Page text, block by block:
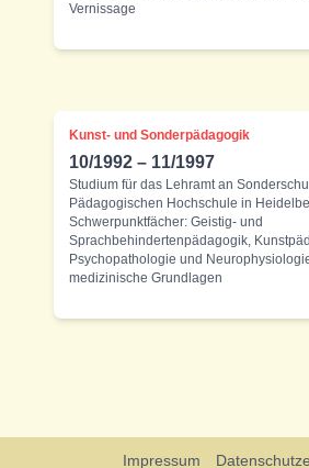
Vernissage
Kunst- und Sonderpädagogik
10/1992 – 11/1997
Studium für das Lehramt an
Pädagogischen Hochschule in
Schwerpunktfächer: Geistig- und
Sprachbehindertenpädagogik,
Psychopathologie und
medizinische Grundlagen
Impressum